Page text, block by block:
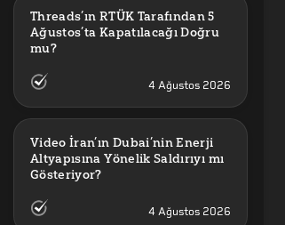
Threads’ın RTÜK Tarafından 5
Ağustos’ta Kapatılacağı Doğru
mu?
4 Ağustos 2026
Video İran’ın Dubai’nin Enerji
Altyapısına Yönelik Saldırıyı mı
Gösteriyor?
4 Ağustos 2026